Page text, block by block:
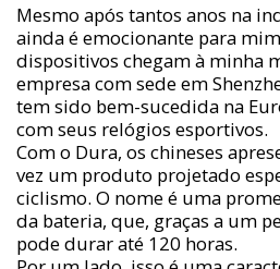
Mesmo após tantos anos na
ainda é emocionante para
dispositivos chegam à minha
empresa com sede em
tem sido bem-sucedida na
com seus relógios esportivos.
Com o Dura, os chineses
vez um produto projetado
ciclismo. O nome é uma
da bateria, que, graças a um
pode durar até 120 horas.